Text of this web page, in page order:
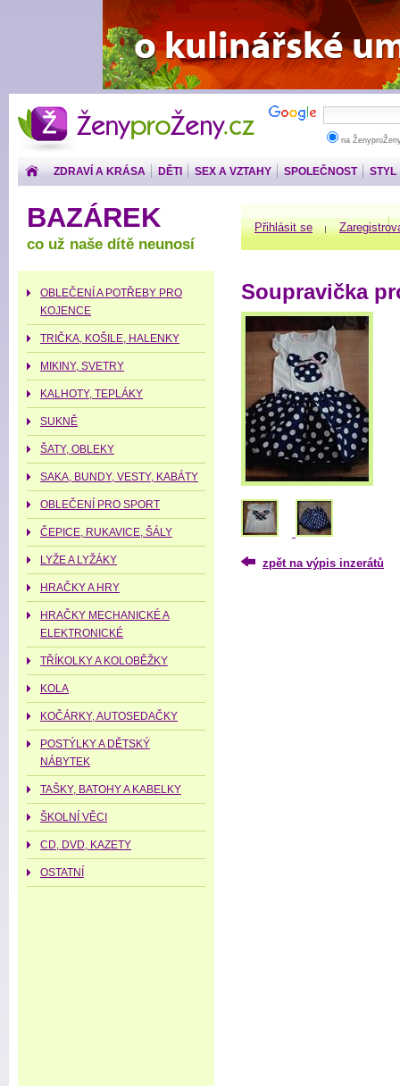
ŽenyproŽeny.cz
na
ZDRAVÍ A KRÁSA DĚTI SEX A VZTAHY SPOLEČNOST STYL
Přihlásit se
Soupravička
zpět na výpis inzerátů
BAZÁREK
co už naše dítě neunosí
OBLEČENÍ A POTŘEBY PRO
KOJENCE
TRIČKA, KOŠILE, HALENKY
MIKINY, SVETRY
KALHOTY, TEPLÁKY
SUKNĚ
ŠATY, OBLEKY
SAKA, BUNDY, VESTY, KABÁTY
OBLEČENÍ PRO SPORT
ČEPICE, RUKAVICE, ŠÁLY
LYŽE A LYŽÁKY
HRAČKY A HRY
HRAČKY MECHANICKÉ A
ELEKTRONICKÉ
TŘÍKOLKY A KOLOBĚŽKY
KOLA
KOČÁRKY, AUTOSEDAČKY
POSTÝLKY A DĚTSKÝ
NÁBYTEK
TAŠKY, BATOHY A KABELKY
ŠKOLNÍ VĚCI
CD, DVD, KAZETY
OSTATNÍ